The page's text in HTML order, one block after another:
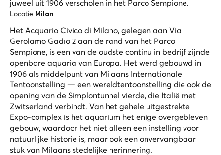
juweel uit 1906 verscholen in het Parco Sempione.
Locatie Milan
Het Acquario Civico di Milano, gelegen aan Via
Gerolamo Gadio 2 aan de rand van het Parco
Sempione, is een van de oudste continu in bedrijf zijnde
openbare aquaria van Europa. Het werd gebouwd in
1906 als middelpunt van Milaans Internationale
Tentoonstelling — een wereldtentoonstelling die ook de
opening van de Simplontunnel vierde, die Italië met
Zwitserland verbindt. Van het gehele uitgestrekte
Expo-complex is het aquarium het enige overgebleven
gebouw, waardoor het niet alleen een instelling voor
natuurlijke historie is, maar ook een onvervangbaar
stuk van Milaans stedelijke herinnering.